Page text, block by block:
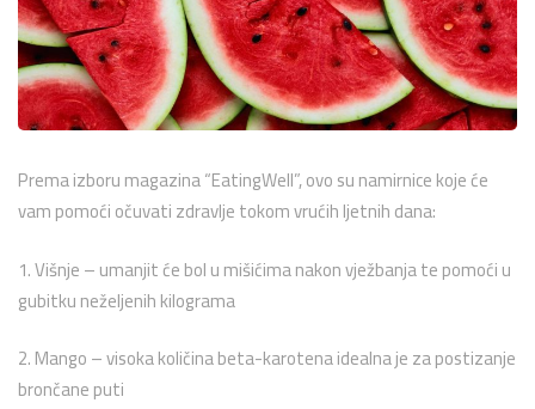
Prema izboru magazina “EatingWell”, ovo su namirnice koje će
vam pomoći očuvati zdravlje tokom vrućih ljetnih dana:
1. Višnje – umanjit će bol u mišićima nakon vježbanja te pomoći u
gubitku neželjenih kilograma
2. Mango – visoka količina beta-karotena idealna je za postizanje
brončane puti